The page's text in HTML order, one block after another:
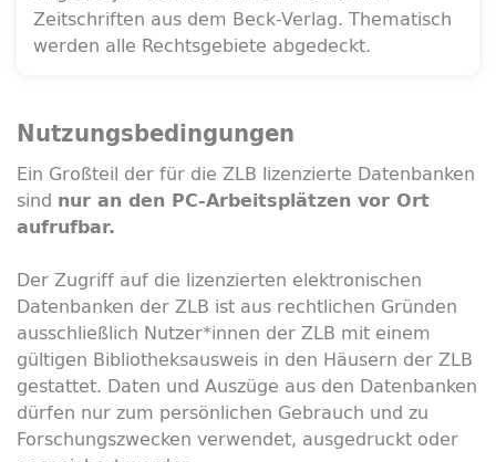
Zeitschriften aus dem Beck-Verlag. Thematisch
werden alle Rechtsgebiete abgedeckt.
Nutzungsbedingungen
Ein Großteil der für die ZLB lizenzierte Datenbanken
sind nur an den PC-Arbeitsplätzen vor Ort
aufrufbar.
Der Zugriff auf die lizenzierten elektronischen
Datenbanken der ZLB ist aus rechtlichen Gründen
ausschließlich Nutzer*innen der ZLB mit einem
gültigen Bibliotheksausweis in den Häusern der ZLB
gestattet. Daten und Auszüge aus den Datenbanken
dürfen nur zum persönlichen Gebrauch und zu
Forschungszwecken verwendet, ausgedruckt oder